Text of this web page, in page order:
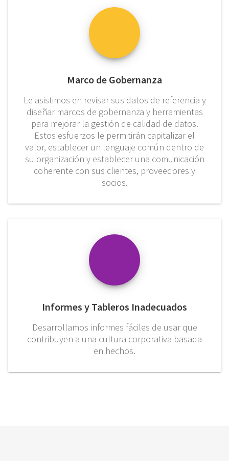
Marco de Gobernanza
Le asistimos en revisar sus datos de referencia y
diseñar marcos de gobernanza y herramientas
para mejorar la gestión de calidad de datos.
Estos esfuerzos le permitirán capitalizar el
valor, establecer un lenguaje común dentro de
su organización y establecer una comunicación
coherente con sus clientes, proveedores y
socios.
Informes y Tableros Inadecuados
Desarrollamos informes fáciles de usar que
contribuyen a una cultura corporativa basada
en hechos.